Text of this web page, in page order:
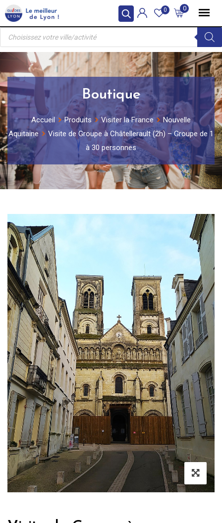
Skip
to
content
0
0
Recherche
produits
Boutique
Accueil Produits Visiter la France
Nouvelle
Aquitaine
Visite de Groupe à Châtellerault (2h) – Groupe de 1
à 30 personnes